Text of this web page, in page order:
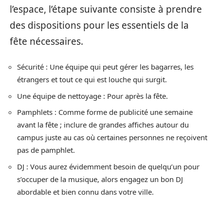
l’espace, l’étape suivante consiste à prendre
des dispositions pour les essentiels de la
fête nécessaires.
Sécurité : Une équipe qui peut gérer les bagarres, les
étrangers et tout ce qui est louche qui surgit.
Une équipe de nettoyage : Pour après la fête.
Pamphlets : Comme forme de publicité une semaine
avant la fête ; inclure de grandes affiches autour du
campus juste au cas où certaines personnes ne reçoivent
pas de pamphlet.
DJ : Vous aurez évidemment besoin de quelqu’un pour
s’occuper de la musique, alors engagez un bon DJ
abordable et bien connu dans votre ville.